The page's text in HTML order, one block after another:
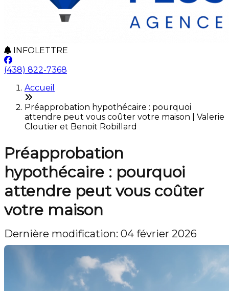
INFOLETTRE
(438) 822-7368
Accueil
Préapprobation hypothécaire : pourquoi
attendre peut vous coûter votre maison | Valerie
Cloutier et Benoit Robillard
Préapprobation
hypothécaire : pourquoi
attendre peut vous coûter
votre maison
Dernière modification: 04 février 2026